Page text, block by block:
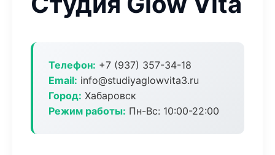
Телефон: +7 (937) 357-34-18
Email: info@studiyaglowvita3.ru
Город: Хабаровск
Режим работы: Пн-Вс: 10:00-22:00